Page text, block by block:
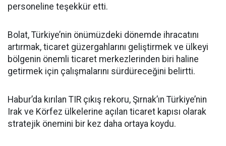
personeline teşekkür etti.
Bolat, Türkiye’nin önümüzdeki dönemde ihracatını
artırmak, ticaret güzergahlarını geliştirmek ve ülkeyi
bölgenin önemli ticaret merkezlerinden biri haline
getirmek için çalışmalarını sürdüreceğini belirtti.
Habur’da kırılan TIR çıkış rekoru, Şırnak’ın Türkiye’nin
Irak ve Körfez ülkelerine açılan ticaret kapısı olarak
stratejik önemini bir kez daha ortaya koydu.